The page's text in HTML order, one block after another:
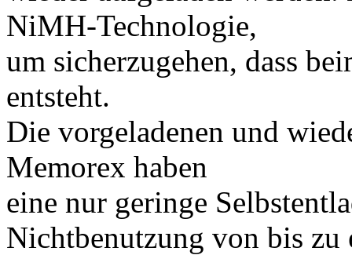
NiMH-Technologie,
um sicherzugehen, dass
entsteht.
Die vorgeladenen und
Memorex haben
eine nur geringe
Nichtbenutzung von bis zu